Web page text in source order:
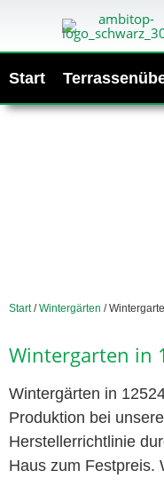
Start
Start/Wintergärten /
Wintergarten in
Wintergärten in
Produktion bei
Herstellerrichtlinie
Haus zum Festpreis.